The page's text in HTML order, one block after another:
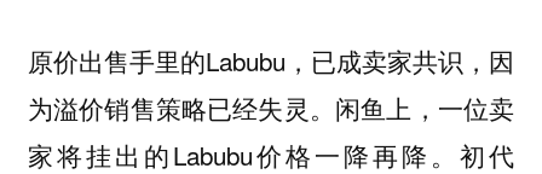
原价出售手里的Labubu，已成卖家共识，因
为溢价销售策略已经失灵。闲鱼上，一位卖
家将挂出的Labubu价格一降再降。初代